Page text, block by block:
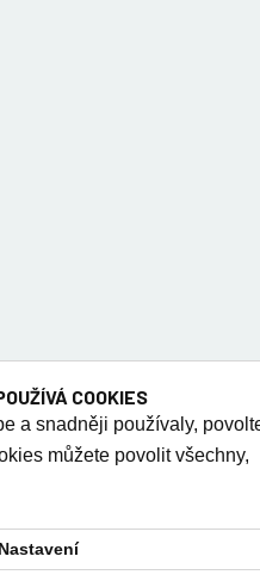
COOKIES
a snadněji používaly,
můžete povolit všechny,
Nastavení